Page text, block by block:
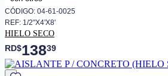
CÓDIGO: 04-61-0025
REF: 1/2"X4'X8'
HIELO SECO
RD$13839